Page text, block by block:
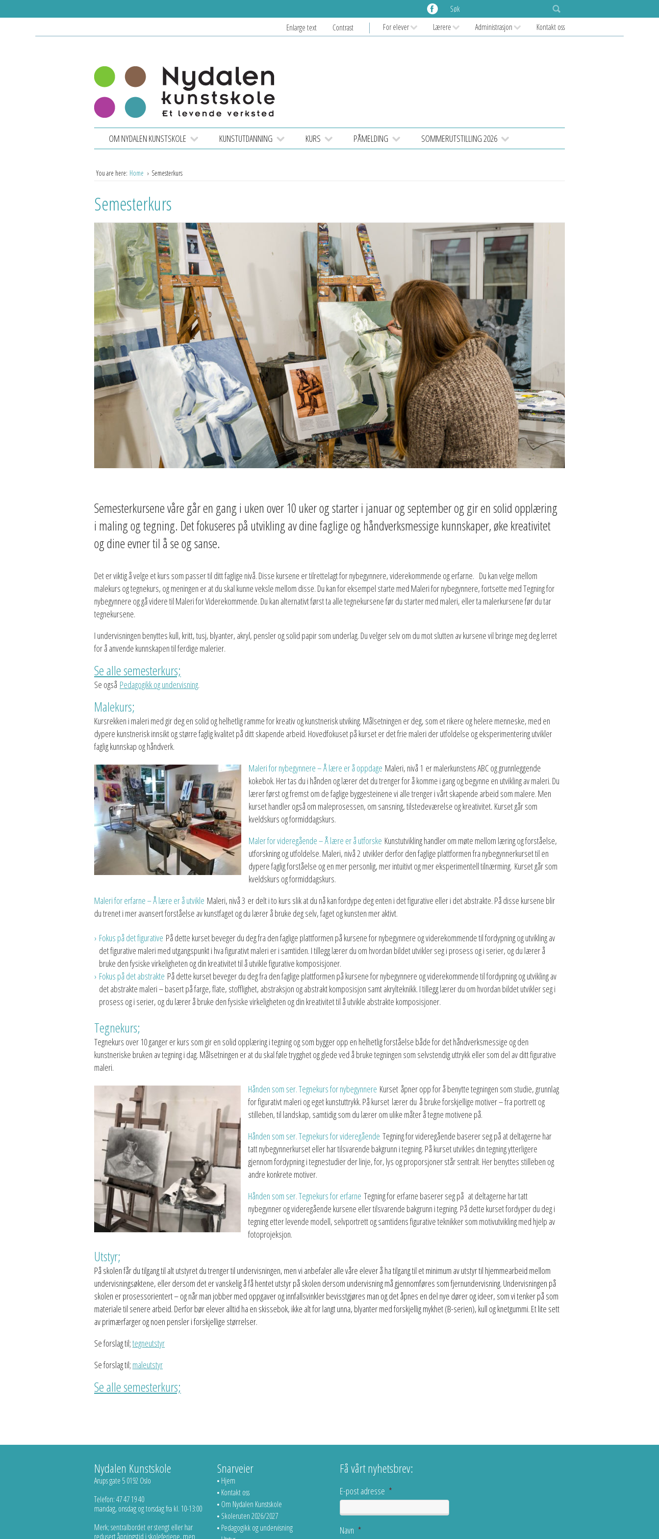
For elever Lærere Administrasjon Kontakt oss
Enlarge text Contrast
OM NYDALEN KUNSTSKOLE KUNSTUTDANNING KURS PÅMELDING SOMMERUTSTILLING 2026
Søk
You are here: Home Semesterkurs
Semesterkurs
Semesterkursene våre går en gang i uken over 10 uker og starter i januar og september og gir en solid opplæring
i maling og tegning. Det fokuseres på utvikling av dine faglige og håndverksmessige kunnskaper, øke kreativitet
og dine evner til å se og sanse.
Det er viktig å velge et kurs som passer til ditt faglige nivå. Disse kursene er tilrettelagt for nybegynnere, viderekommende og erfarne. Du kan velge mellom
malekurs og tegnekurs, og meningen er at du skal kunne veksle mellom disse. Du kan for eksempel starte med Maleri for nybegynnere, fortsette med Tegning for
nybegynnere og gå videre til Maleri for Viderekommende. Du kan alternativt først ta alle tegnekursene før du starter med maleri, eller ta malerkursene før du tar
tegnekursene.
I undervisningen benyttes kull, kritt, tusj, blyanter, akryl, pensler og solid papir som underlag. Du velger selv om du mot slutten av kursene vil bringe meg deg lerret
for å anvende kunnskapen til ferdige malerier.
Se alle semesterkurs;
Se også Pedagogikk og undervisning.
Malekurs;
Kursrekken i maleri med gir deg en solid og helhetlig ramme for kreativ og kunstnerisk utviking. Målsetningen er deg, som et rikere og helere menneske, med en
dypere kunstnerisk innsikt og større faglig kvalitet på ditt skapende arbeid. Hovedfokuset på kurset er det frie maleri der utfoldelse og eksperimentering utvikler
faglig kunnskap og håndverk.
Maleri for nybegynnere – Å lære er å oppdage Maleri, nivå 1 er malerkunstens ABC og grunnleggende
kokebok. Her tas du i hånden og lærer det du trenger for å komme i gang og begynne en utvikling av maleri. Du
lærer først og fremst om de faglige byggesteinene vi alle trenger i vårt skapende arbeid som malere. Men
kurset handler også om maleprosessen, om sansning, tilstedeværelse og kreativitet. Kurset går som
kveldskurs og formiddagskurs.
Maler for videregående – Å lære er å utforske Kunstutvikling handler om møte mellom læring og forståelse,
utforskning og utfoldelse. Maleri, nivå 2 utvikler derfor den faglige plattformen fra nybegynnerkurset til en
dypere faglig forståelse og en mer personlig, mer intuitivt og mer eksperimentell tilnærming. Kurset går som
kveldskurs og formiddagskurs.
Maleri for erfarne – Å lære er å utvikle Maleri, nivå 3 er delt i to kurs slik at du nå kan fordype deg enten i det figurative eller i det abstrakte. På disse kursene blir
du trenet i mer avansert forståelse av kunstfaget og du lærer å bruke deg selv, faget og kunsten mer aktivt.
Fokus på det figurative På dette kurset beveger du deg fra den faglige plattformen på kursene for nybegynnere og viderekommende til fordypning og utvikling av
det figurative maleri med utgangspunkt i hva figurativt maleri er i samtiden. I tillegg lærer du om hvordan bildet utvikler seg i prosess og i serier, og du lærer å
bruke den fysiske virkeligheten og din kreativitet til å utvikle figurative komposisjoner.
Fokus på det abstrakte På dette kurset beveger du deg fra den faglige plattformen på kursene for nybegynnere og viderekommende til fordypning og utvikling av
det abstrakte maleri – basert på farge, flate, stofflighet, abstraksjon og abstrakt komposisjon samt akrylteknikk. I tillegg lærer du om hvordan bildet utvikler seg i
prosess og i serier, og du lærer å bruke den fysiske virkeligheten og din kreativitet til å utvikle abstrakte komposisjoner.
Tegnekurs;
Tegnekurs over 10 ganger er kurs som gir en solid opplæring i tegning og som bygger opp en helhetlig forståelse både for det håndverksmessige og den
kunstneriske bruken av tegning i dag. Målsetningen er at du skal føle trygghet og glede ved å bruke tegningen som selvstendig uttrykk eller som del av ditt figurative
maleri.
Hånden som ser. Tegnekurs for nybegynnere Kurset åpner opp for å benytte tegningen som studie, grunnlag
for figurativt maleri og eget kunstuttrykk. På kurset lærer du å bruke forskjellige motiver – fra portrett og
stilleben, til landskap, samtidig som du lærer om ulike måter å tegne motivene på.
Hånden som ser. Tegnekurs for videregående Tegning for videregående baserer seg på at deltagerne har
tatt nybegynnerkurset eller har tilsvarende bakgrunn i tegning. På kurset utvikles din tegning ytterligere
gjennom fordypning i tegnestudier der linje, for, lys og proporsjoner står sentralt. Her benyttes stilleben og
andre konkrete motiver.
Hånden som ser. Tegnekurs for erfarne Tegning for erfarne baserer seg på at deltagerne har tatt
nybegynner og videregående kursene eller tilsvarende bakgrunn i tegning. På dette kurset fordyper du deg i
tegning etter levende modell, selvportrett og samtidens figurative teknikker som motivutvikling med hjelp av
fotoprojeksjon.
Utstyr;
På skolen får du tilgang til alt utstyret du trenger til undervisningen, men vi anbefaler alle våre elever å ha tilgang til et minimum av utstyr til hjemmearbeid mellom
undervisningsøktene, eller dersom det er vanskelig å få hentet utstyr på skolen dersom undervisning må gjennomføres som fjernundervisning. Undervisningen på
skolen er prosessorientert – og når man jobber med oppgaver og innfallsvinkler bevisstgjøres man og det åpnes en del nye dører og ideer, som vi tenker på som
materiale til senere arbeid. Derfor bør elever alltid ha en skissebok, ikke alt for langt unna, blyanter med forskjellig mykhet (B-serien), kull og knetgummi. Et lite sett
av primærfarger og noen pensler i forskjellige størrelser.
Se forslag til;tegneutstyr
Se forslag til; maleutstyr
Se alle semesterkurs;
Nydalen Kunstskole
Arups gate 5 0192 Oslo
Telefon: 47 47 19 40
mandag, onsdag og torsdag fra kl. 10-13:00
Merk; sentralbordet er stengt eller har
redusert åpningstid i skoleferiene, men
Snarveier
Hjem
Kontakt oss
Om Nydalen Kunstskole
Skoleruten 2026/2027
Pedagogikk og undervisning
Få vårt nyhetsbrev:
E-post adresse *
Navn *